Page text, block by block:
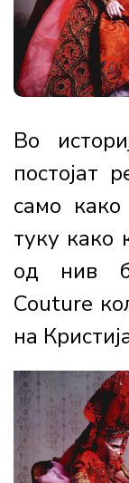
Во
постојат
само
туку како
од нив
Couture
на